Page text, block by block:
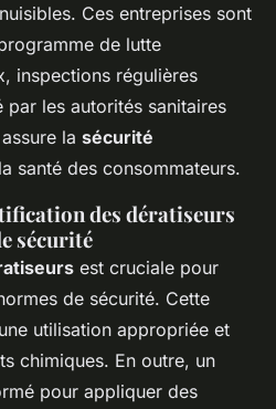
Ces entreprises sont
de lutte
inspections régulières
les autorités sanitaires
la sécurité
santé des consommateurs.
des dératiseurs
sécurité
est cruciale pour
de sécurité. Cette
utilisation appropriée et
chimiques. En outre, un
pour appliquer des